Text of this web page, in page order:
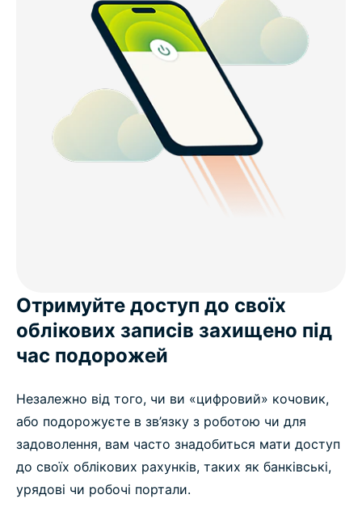
Отримуйте доступ до своїх
облікових записів захищено під
час подорожей
Незалежно від того, чи ви «цифровий» кочовик,
або подорожуєте в зв’язку з роботою чи для
задоволення, вам часто знадобиться мати доступ
до своїх облікових рахунків, таких як банківські,
урядові чи робочі портали.